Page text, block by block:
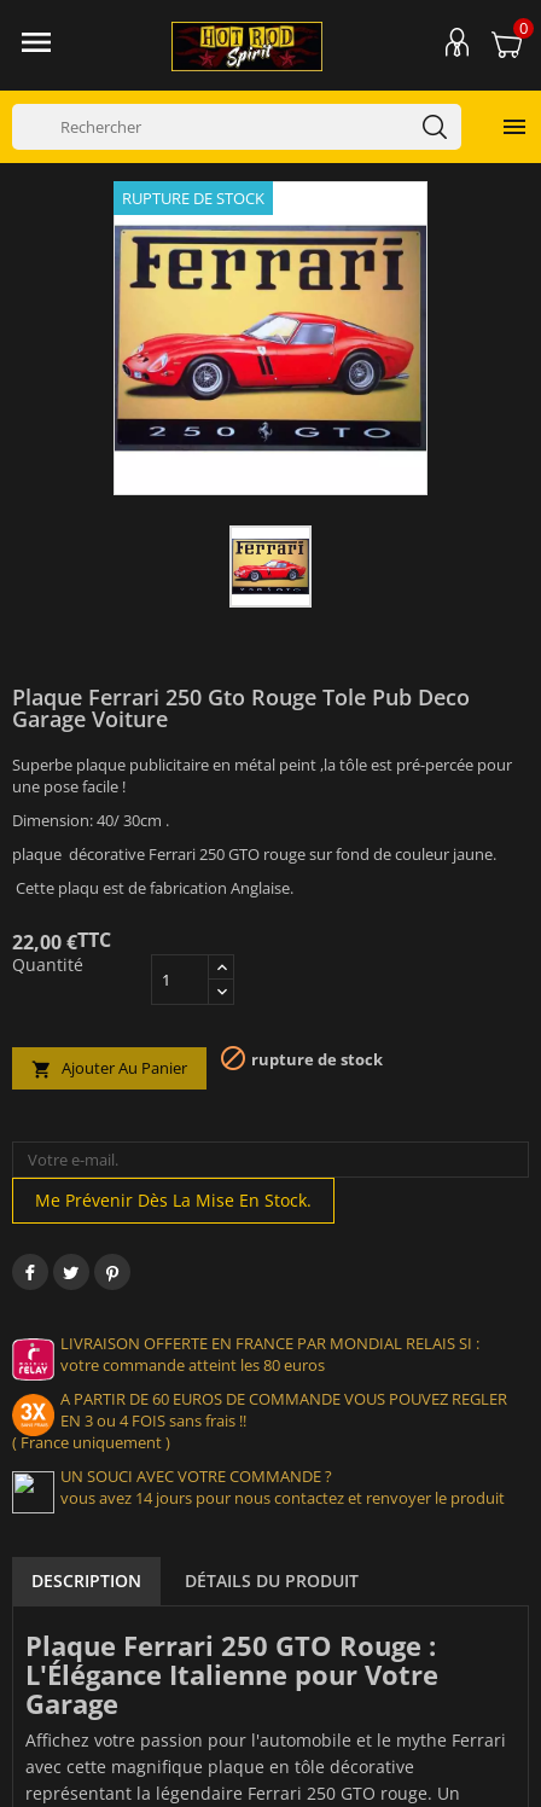
 0

RUPTURE DE STOCK
Plaque Ferrari 250 Gto Rouge Tole Pub Deco
Garage Voiture
Superbe plaque publicitaire en métal peint ,la tôle est pré-percée pour
une pose facile !
Dimension: 40/ 30cm .
plaque décorative Ferrari 250 GTO rouge sur fond de couleur jaune.
Cette plaqu est de fabrication Anglaise.
22,00 €TTC
Quantité
 Ajouter Au Panier  rupture de stock
Me Prévenir Dès La Mise En Stock.
LIVRAISON OFFERTE EN FRANCE PAR MONDIAL RELAIS SI :
votre commande atteint les 80 euros
A PARTIR DE 60 EUROS DE COMMANDE VOUS POUVEZ REGLER
EN 3 ou 4 FOIS sans frais !!
( France uniquement )
UN SOUCI AVEC VOTRE COMMANDE ?
vous avez 14 jours pour nous contactez et renvoyer le produit
DESCRIPTION DÉTAILS DU PRODUIT
Plaque Ferrari 250 GTO Rouge :
L'Élégance Italienne pour Votre
Garage
Affichez votre passion pour l'automobile et le mythe Ferrari
avec cette magnifique plaque en tôle décorative
représentant la légendaire Ferrari 250 GTO rouge. Un